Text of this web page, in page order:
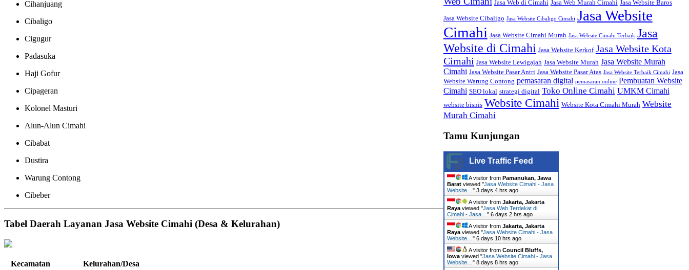
Cihanjuang
Cibaligo
Cigugur
Padasuka
Haji Gofur
Cipageran
Kolonel Masturi
Alun-Alun Cimahi
Cibabat
Dustira
Warung Contong
Cibeber
Tabel Daerah Layanan Jasa Website Cimahi (Desa & Kelurahan)
Kecamatan
Kelurahan/Desa
Jasa Web di Cimahi Jasa Web Murah Cimahi Jasa Website Baros
Jasa Website Cibaligo Jasa Website Cibaligo Cimahi Jasa Website
Cimahi Jasa Website Cimahi Murah Jasa Website Cimahi Terbaik Jasa
Website di Cimahi Jasa Website Kerkof Jasa Website Kota
Cimahi Jasa Website Lewigajah Jasa Website Murah Jasa Website Murah
Cimahi Jasa Website Pasar Antri Jasa Website Pasar Atas Jasa Website Terbaik Cimahi Jasa
Website Warung Contong pemasaran digital pemasaran online Pembuatan Website
Cimahi SEO lokal strategi digital Toko Online Cimahi UMKM Cimahi
website bisnis Website Cimahi Website Kota Cimahi Murah Website
Murah Cimahi
Tamu Kunjungan
Live Traffic Feed
A visitor from Pamanukan, Jawa
Baratviewed "Jasa Website Cimahi - Jasa
Website… " 3 days 4 hrs ago
A visitor from Jakarta, Jakarta
Rayaviewed "Jasa Web Terdekat di
Cimahi - Jasa… " 6 days 2 hrs ago
A visitor from Jakarta, Jakarta
Rayaviewed "Jasa Website Cimahi - Jasa
Website… " 6 days 10 hrs ago
A visitor from Council Bluffs,
Iowaviewed "Jasa Website Cimahi - Jasa
Website… " 8 days 8 hrs ago